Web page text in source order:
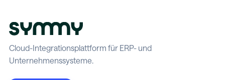
Cloud-Integrationsplattform für ERP- und
Unternehmenssysteme.